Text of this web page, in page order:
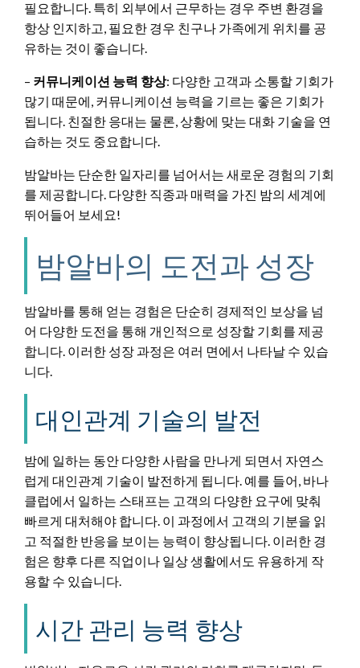
필요합니다. 특히 외부에서 근무하는 경우 주변 환경을
항상 인지하고, 필요한 경우 친구나 가족에게 위치를 공
유하는 것이 좋습니다.
– 커뮤니케이션 능력 향상: 다양한 고객과 소통할 기회가
많기 때문에, 커뮤니케이션 능력을 기르는 좋은 기회가
됩니다. 친절한 응대는 물론, 상황에 맞는 대화 기술을 연
습하는 것도 중요합니다.
밤알바는 단순한 일자리를 넘어서는 새로운 경험의 기회
를 제공합니다. 다양한 직종과 매력을 가진 밤의 세계에
뛰어들어 보세요!
밤알바의 도전과 성장
밤알바를 통해 얻는 경험은 단순히 경제적인 보상을 넘
어 다양한 도전을 통해 개인적으로 성장할 기회를 제공
합니다. 이러한 성장 과정은 여러 면에서 나타날 수 있습
니다.
대인관계 기술의 발전
밤에 일하는 동안 다양한 사람을 만나게 되면서 자연스
럽게 대인관계 기술이 발전하게 됩니다. 예를 들어, 바나
클럽에서 일하는 스태프는 고객의 다양한 요구에 맞춰
빠르게 대처해야 합니다. 이 과정에서 고객의 기분을 읽
고 적절한 반응을 보이는 능력이 향상됩니다. 이러한 경
험은 향후 다른 직업이나 일상 생활에서도 유용하게 작
용할 수 있습니다.
시간 관리 능력 향상